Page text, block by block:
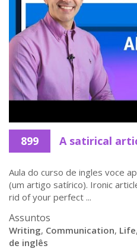
899 A satirical
Aula do curso de ingles voce
(um artigo satírico). Ironic
rid of your perfect ...
Assuntos
Writing, Communication, Life,
de inglês